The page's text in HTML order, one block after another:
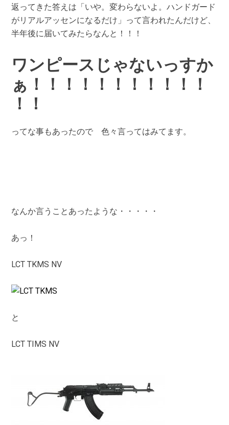
返ってきた答えは「いや。変わらないよ。ハンドガード
がリアルアッセンになるだけ」って言われたんだけど、
半年後に届いてみたらなんと！！！
ワンピースじゃないっすか
ぁ！！！！！！！！！！！
！！
ってな事もあったので 色々言ってはみてます。
なんか言うことあったような・・・・・
あっ！
LCT TKMS NV
と
LCT TIMS NV